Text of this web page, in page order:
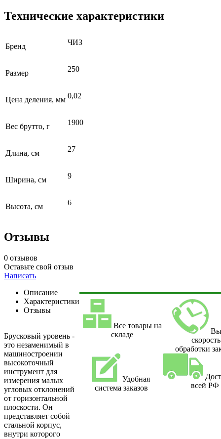
Технические характеристики
Бренд ЧИЗ
Размер 250
Цена деления, мм 0,02
Вес брутто, г 1900
Длина, см 27
Ширина, см 9
Высота, см 6
Отзывы
0 отзывов
Оставьте свой отзыв
Написать
Описание
Характеристики
Отзывы
Брусковый уровень -
это незаменимый в
машиностроении
высокоточный
инструмент для
измерения малых
угловых отклонений
от горизонтальной
плоскости. Он
представляет собой
стальной корпус,
внутри которого
Все товары на
складе
скорость
обработки
Удобная
система заказов
всей РФ